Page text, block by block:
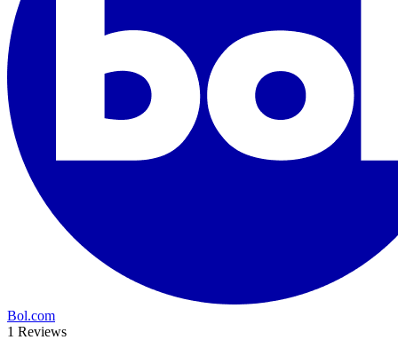
Bol.com
1 Reviews